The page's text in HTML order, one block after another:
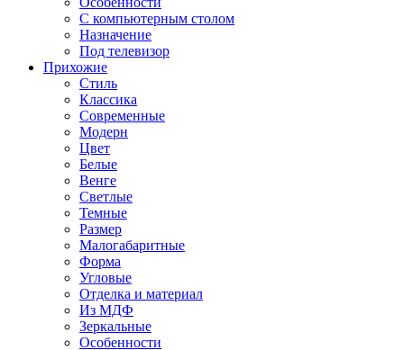
С компьютерным столом
Назначение
Под телевизор
Прихожие
Стиль
Классика
Современные
Модерн
Цвет
Белые
Венге
Светлые
Темные
Размер
Малогабаритные
Форма
Угловые
Отделка и материал
Из МДФ
Зеркальные
Особенности